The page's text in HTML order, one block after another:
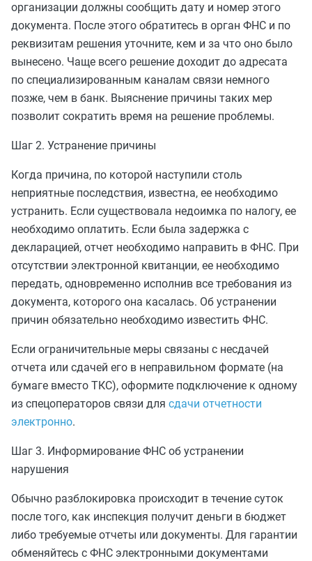
организации должны сообщить дату и номер этого
документа. После этого обратитесь в орган ФНС и по
реквизитам решения уточните, кем и за что оно было
вынесено. Чаще всего решение доходит до адресата
по специализированным каналам связи немного
позже, чем в банк. Выяснение причины таких мер
позволит сократить время на решение проблемы.
Шаг 2. Устранение причины
Когда причина, по которой наступили столь
неприятные последствия, известна, ее необходимо
устранить. Если существовала недоимка по налогу, ее
необходимо оплатить. Если была задержка с
декларацией, отчет необходимо направить в ФНС. При
отсутствии электронной квитанции, ее необходимо
передать, одновременно исполнив все требования из
документа, которого она касалась. Об устранении
причин обязательно необходимо известить ФНС.
Если ограничительные меры связаны с несдачей
отчета или сдачей его в неправильном формате (на
бумаге вместо ТКС), оформите подключение к одному
из спецоператоров связи для сдачи отчетности
электронно.
Шаг 3. Информирование ФНС об устранении
нарушения
Обычно разблокировка происходит в течение суток
после того, как инспекция получит деньги в бюджет
либо требуемые отчеты или документы. Для гарантии
обменяйтесь с ФНС электронными документами